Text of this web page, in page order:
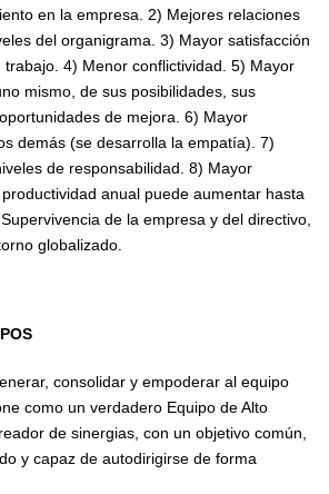
en la empresa. 2) Mejores relaciones
del organigrama. 3) Mayor satisfacción
trabajo. 4) Menor conflictividad. 5) Mayor
mismo, de sus posibilidades, sus
de mejora. 6) Mayor
demás (se desarrolla la empatía). 7)
de responsabilidad. 8) Mayor
anual puede aumentar hasta
Supervivencia de la empresa y del directivo,
globalizado.
consolidar y empoderar al equipo
como un verdadero Equipo de Alto
de sinergias, con un objetivo común,
y capaz de autodirigirse de forma